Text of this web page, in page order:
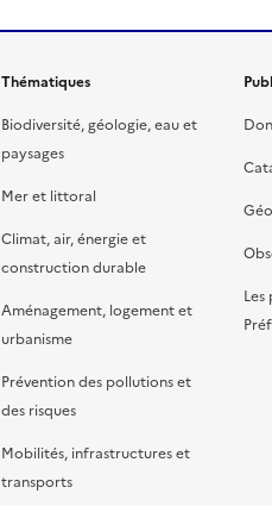
Thématiques
Biodiversité, géologie, eau et
paysages
Mer et littoral
Climat, air, énergie et
construction durable
Aménagement, logement et
urbanisme
Prévention des pollutions et
des risques
Mobilités, infrastructures et
transports